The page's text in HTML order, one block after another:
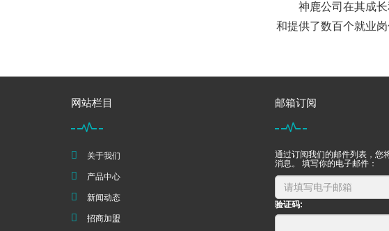
神鹿公司在其成长
和提供了数百个就业
网站栏目
关于我们
产品中心
新闻动态
招商加盟
邮箱订阅
通过订阅我们的邮件列表，您
消息。 填写你的电子邮件：
验证码: